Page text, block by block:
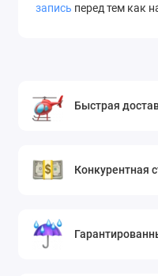
запись перед тем как
Быстрая
Конкурентная